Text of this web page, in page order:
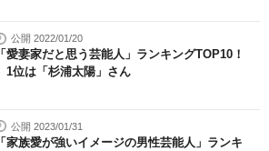
公開 2022/01/20
「愛妻家だと思う芸能人」ランキングTOP10！
1位は「杉浦太陽」さん
公開 2023/01/31
「家族愛が強いイメージの男性芸能人」ランキ